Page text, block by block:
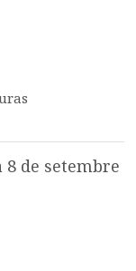
de setembre